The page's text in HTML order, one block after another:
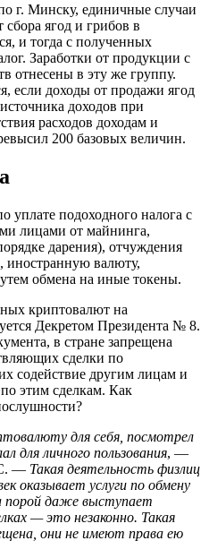
Минску, единичные случаи
ягод и грибов в
и тогда с полученных
Заработки от продукции с
отнесены в эту же группу.
если доходы от продажи ягод
доходов при
расходов доходам и
200 базовых величин.
уплате подоходного налога с
лицами от майнинга,
дарения), отчуждения
иностранную валюту,
обмена на иные токены.
криптовалют на
Декретом Президента № 8.
в стране запрещена
сделки по
содействие другим лицам и
этим сделкам. Как
для себя, посмотрел
для личного пользования, —
— Такая деятельность физлиц
оказывает услуги по обмену
порой даже выступает
— это незаконно. Такая
они не имеют права ею